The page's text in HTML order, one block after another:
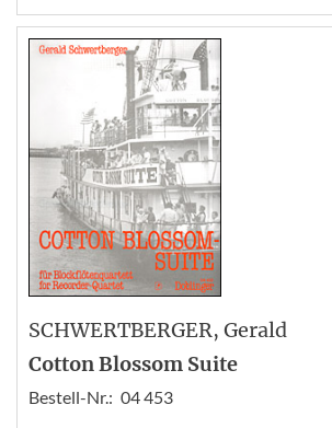
SCHWERTBERGER, Gerald
Cotton Blossom Suite
Bestell-Nr.: 04 453